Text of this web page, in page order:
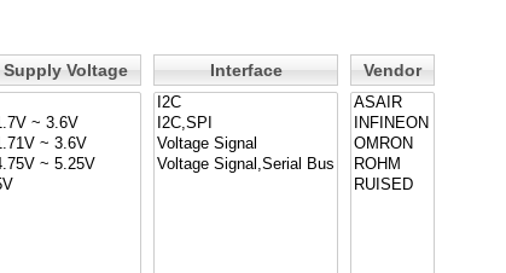
Supply Voltage Interface Vendor